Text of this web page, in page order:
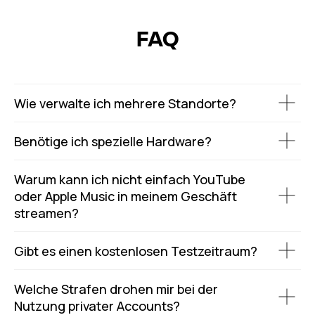
FAQ
Wie verwalte ich mehrere Standorte?
Benötige ich spezielle Hardware?
Warum kann ich nicht einfach YouTube
oder Apple Music in meinem Geschäft
streamen?
Gibt es einen kostenlosen Testzeitraum?
Welche Strafen drohen mir bei der
Nutzung privater Accounts?